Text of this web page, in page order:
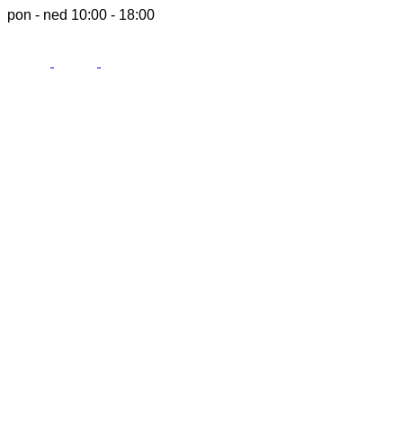
pon - ned 10:00 - 18:00